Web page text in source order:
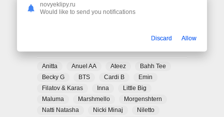
Anitta Anuel AA Ateez
Bahh Tee
Becky G
BTS Cardi B
Emin
Filatov & Karas
Inna
Little Big
Maluma
Marshmello
Morgenshtern
Natti Natasha
Nicki Minaj
Niletto
novyeklipy.ru
Would like to send you notifications
Discard Allow